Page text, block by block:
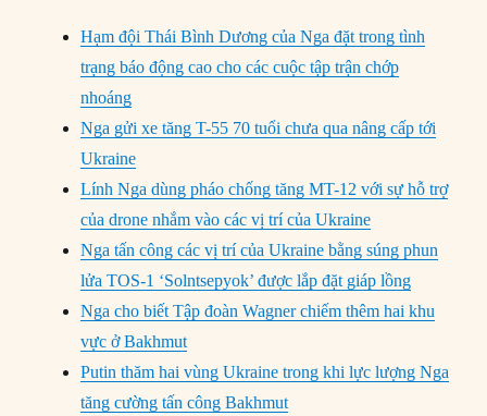
Hạm đội Thái Bình Dương của Nga đặt trong tình
trạng báo động cao cho các cuộc tập trận chớp
nhoáng
Nga gửi xe tăng T-55 70 tuổi chưa qua nâng cấp tới
Ukraine
Lính Nga dùng pháo chống tăng MT-12 với sự hỗ trợ
của drone nhắm vào các vị trí của Ukraine
Nga tấn công các vị trí của Ukraine bằng súng phun
lửa TOS-1 ‘Solntsepyok’ được lắp đặt giáp lồng
Nga cho biết Tập đoàn Wagner chiếm thêm hai khu
vực ở Bakhmut
Putin thăm hai vùng Ukraine trong khi lực lượng Nga
tăng cường tấn công Bakhmut